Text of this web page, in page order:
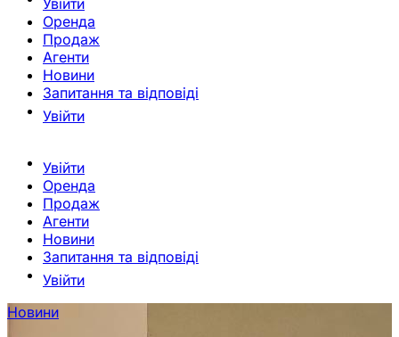
Увійти
Оренда
Продаж
Агенти
Новини
Запитання та відповіді
Увійти
Увійти
Оренда
Продаж
Агенти
Новини
Запитання та відповіді
Увійти
Новини